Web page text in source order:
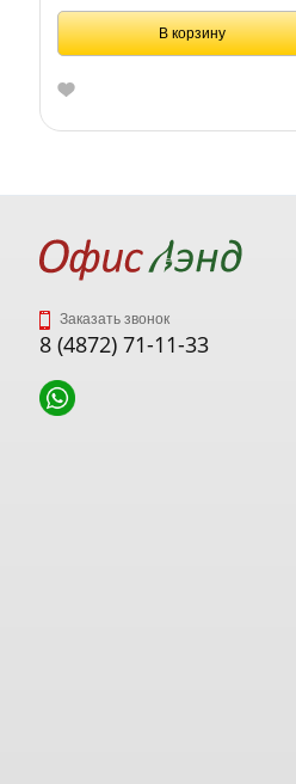
В корзину
Заказать звонок
8 (4872) 71-11-33